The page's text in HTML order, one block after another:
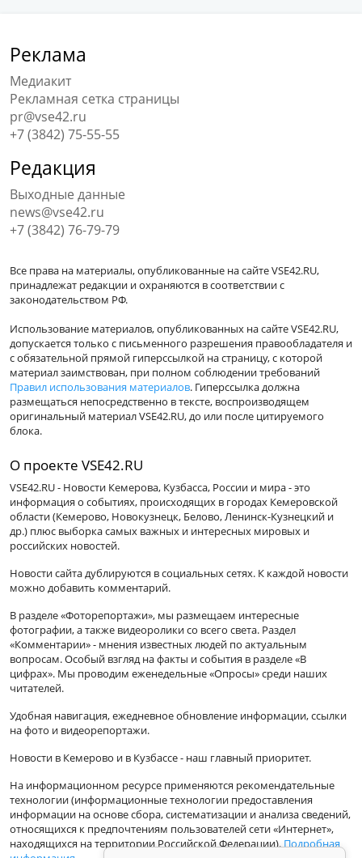
Реклама
Медиакит
Рекламная сетка страницы
pr@vse42.ru
+7 (3842) 75-55-55
Редакция
Выходные данные
news@vse42.ru
+7 (3842) 76-79-79
Все права на материалы, опубликованные на сайте VSE42.RU,
принадлежат редакции и охраняются в соответствии с
законодательством РФ.
Использование материалов, опубликованных на сайте VSE42.RU,
допускается только с письменного разрешения правообладателя и
с обязательной прямой гиперссылкой на страницу, с которой
материал заимствован, при полном соблюдении требований
Правил использования материалов. Гиперссылка должна
размещаться непосредственно в тексте, воспроизводящем
оригинальный материал VSE42.RU, до или после цитируемого
блока.
О проекте VSE42.RU
VSE42.RU - Новости Кемерова, Кузбасса, России и мира - это
информация о событиях, происходящих в городах Кемеровской
области (Кемерово, Новокузнецк, Белово, Ленинск-Кузнецкий и
др.) плюс выборка самых важных и интересных мировых и
российских новостей.
Новости сайта дублируются в социальных сетях. К каждой новости
можно добавить комментарий.
В разделе «Фоторепортажи», мы размещаем интересные
фотографии, а также видеоролики со всего света. Раздел
«Комментарии» - мнения известных людей по актуальным
вопросам. Особый взгляд на факты и события в разделе «В
цифрах». Мы проводим еженедельные «Опросы» среди наших
читателей.
Удобная навигация, ежедневное обновление информации, ссылки
на фото и видеорепортажи.
Новости в Кемерово и в Кузбассе - наш главный приоритет.
На информационном ресурсе применяются рекомендательные
технологии (информационные технологии предоставления
информации на основе сбора, систематизации и анализа сведений,
относящихся к предпочтениям пользователей сети «Интернет»,
находящихся на территории Российской Федерации).Подробная